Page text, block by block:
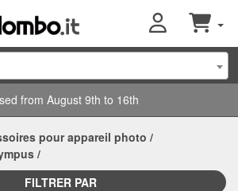
from August 9th to 16th
pour appareil photo /
/
FILTRER PAR